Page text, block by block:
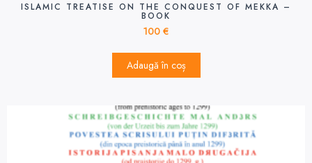
ISLAMIC TREATISE ON THE CONQUEST OF MEKKA –
BOOK
100 €
Adaugă în coș